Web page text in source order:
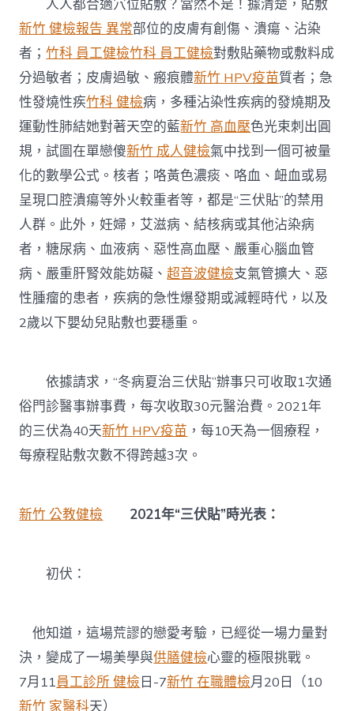
人人都合適穴位貼敷？當然不是！據清楚，貼敷
新竹 健檢報告 異常部位的皮膚有創傷、潰瘍、沾染
者；竹科 員工健檢竹科 員工健檢對敷貼藥物或敷料成
分過敏者；皮膚過敏、瘢痕體新竹 HPV疫苗質者；急
性發燒性疾竹科 健檢病，多種沾染性疾病的發燒期及
運動性肺結她對著天空的藍新竹 高血壓色光束刺出圓
規，試圖在單戀傻新竹 成人健檢氣中找到一個可被量
化的數學公式。核者；咯黃色濃痰、咯血、衄血或易
呈現口腔潰瘍等外火較重者等，都是“三伏貼”的禁用
人群。此外，妊婦，艾滋病、結核病或其他沾染病
者，糖尿病、血液病、惡性高血壓、嚴重心腦血管
病、嚴重肝腎效能妨礙、超音波健檢支氣管擴大、惡
性腫瘤的患者，疾病的急性爆發期或減輕時代，以及
2歲以下嬰幼兒貼敷也要穩重。
依據請求，“冬病夏治三伏貼”辦事只可收取1次通
俗門診醫事辦事費，每次收取30元醫治費。2021年
的三伏為40天新竹 HPV疫苗 ，每10天為一個療程，
每療程貼敷次數不得跨越3次。
新竹 公教健檢 2021年“三伏貼”時光表：
初伏：
他知道，這場荒謬的戀愛考驗，已經從一場力量對
決，變成了一場美學與供膳健檢心靈的極限挑戰。
7月11員工診所 健檢日-7新竹 在職體檢月20日（10
新竹 家醫科天）